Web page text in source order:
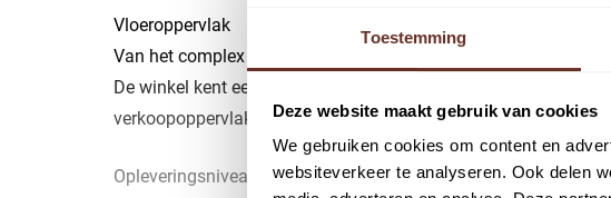
Toestemming
Deze website maakt gebruik van cookies
We gebruiken cookies om content en
websiteverkeer te analyseren. Ook delen
Vloeroppervlak
Van het complex is een NEN 2580 meetrapport beschikbaar.
De winkel kent een totaal bruto vloer oppervlakte van 223 m²,
verkoopoppervlak en ca. 58 m² opslag aan de achterzijde.
Opleveringsniveau